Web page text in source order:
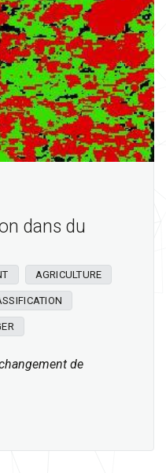
dans du
AGRICULTURE
de